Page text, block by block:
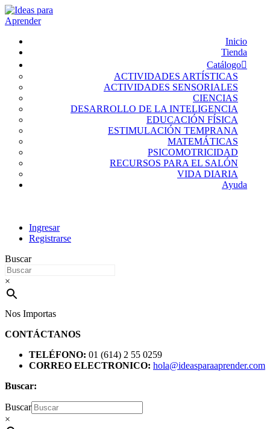
Inicio
Tienda
Catálogo
ACTIVIDADES ARTÍSTICAS
ACTIVIDADES SENSORIALES
CIENCIAS
DESARROLLO DE LA INTELIGENCIA
EDUCACIÓN FÍSICA
ESTIMULACIÓN TEMPRANA
MATEMÁTICAS
PSICOMOTRICIDAD
RECURSOS PARA EL SALÓN
VIDA DIARIA
Ayuda
Ingresar
Registrarse
Buscar
×
Nos Importas
CONTÁCTANOS
TELÉFONO: 01 (614) 2 55 0259
CORREO ELECTRONICO: hola@ideasparaaprender.com
Buscar:
Buscar
×